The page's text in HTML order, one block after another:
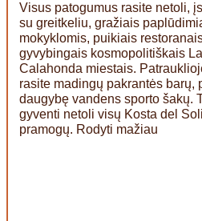
Visus patogumus rasite netoli,
su greitkeliu, gražiais
mokyklomis, puikiais
gyvybingais kosmopolitiškais
Calahonda miestais.
rasite madingų pakrantės barų,
daugybę vandens sporto šakų.
gyventi netoli visų Kosta del
pramogų. Rodyti mažiau